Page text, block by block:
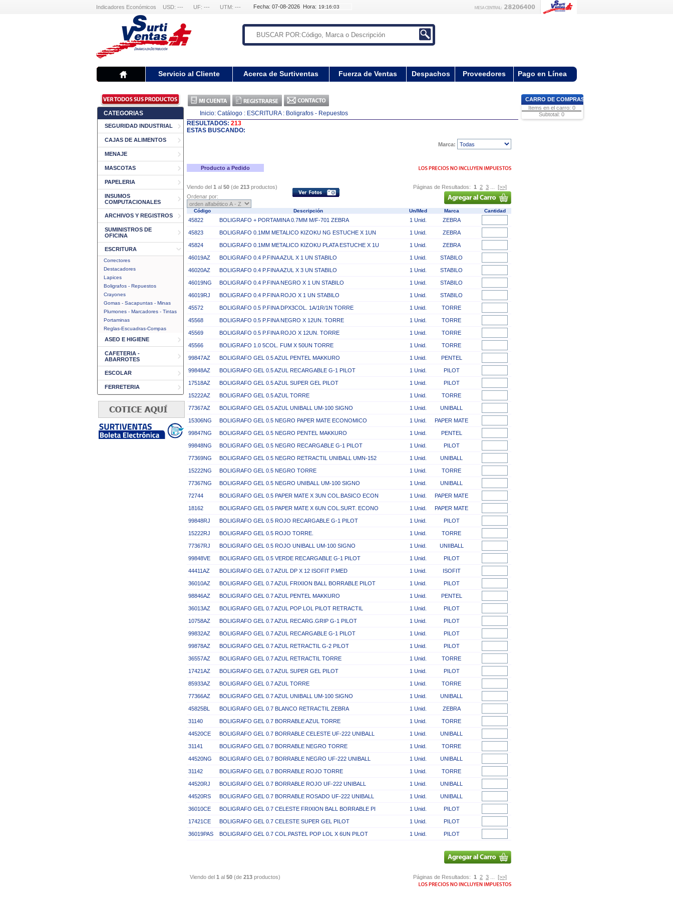
Indicadores Económicos USD: --- UF: --- UTM: --- Fecha: 07-08-2026 Hora:
Servicio al Cliente Acerca de Surtiventas Fuerza de Ventas Despachos Proveedores Pago en Línea
CATEGORIAS
SEGURIDAD INDUSTRIAL
CAJAS DE ALIMENTOS
MENAJE
MASCOTAS
PAPELERIA
INSUMOS
COMPUTACIONALES
ARCHIVOS Y REGISTROS
SUMINISTROS DE
OFICINA
ESCRITURA
Correctores
Destacadores
Lapices
Boligrafos - Repuestos
Crayones
Gomas - Sacapuntas - Minas
Plumones - Marcadores - Tintas
Portaminas
Reglas-Escuadras-Compas
ASEO E HIGIENE
CAFETERIA -
ABARROTES
ESCOLAR
FERRETERIA
Inicio: Catálogo : ESCRITURA : Boligrafos - Repuestos
RESULTADOS: 213
ESTAS BUSCANDO:
Marca:
Producto a Pedido
Viendo del 1 al 50 (de 213 productos) Páginas de Resultados: 1 2 3
[>>]
Ordenar por:
Código Descripción Un/Med Marca Cantidad
45822 BOLIGRAFO + PORTAMINA 0.7MM M/F-701 ZEBRA 1 Unid. ZEBRA
45823 BOLIGRAFO 0.1MM METALICO KIZOKU NG ESTUCHE X 1UN 1 Unid. ZEBRA
45824 BOLIGRAFO 0.1MM METALICO KIZOKU PLATA ESTUCHE X 1U 1 Unid. ZEBRA
46019AZ BOLIGRAFO 0.4 P.FINA AZUL X 1 UN STABILO 1 Unid. STABILO
46020AZ BOLIGRAFO 0.4 P.FINA AZUL X 3 UN STABILO 1 Unid. STABILO
46019NG BOLIGRAFO 0.4 P.FINA NEGRO X 1 UN STABILO 1 Unid. STABILO
46019RJ BOLIGRAFO 0.4 P.FINA ROJO X 1 UN STABILO 1 Unid. STABILO
45572 BOLIGRAFO 0.5 P.FINA DPX3COL. 1A/1R/1N TORRE 1 Unid. TORRE
45568 BOLIGRAFO 0.5 P.FINA NEGRO X 12UN. TORRE 1 Unid. TORRE
45569 BOLIGRAFO 0.5 P.FINA ROJO X 12UN. TORRE 1 Unid. TORRE
45566 BOLIGRAFO 1.0 5COL. FUM X 50UN TORRE 1 Unid. TORRE
99847AZ BOLIGRAFO GEL 0.5 AZUL PENTEL MAKKURO 1 Unid. PENTEL
99848AZ BOLIGRAFO GEL 0.5 AZUL RECARGABLE G-1 PILOT 1 Unid. PILOT
17518AZ BOLIGRAFO GEL 0.5 AZUL SUPER GEL PILOT 1 Unid. PILOT
15222AZ BOLIGRAFO GEL 0.5 AZUL TORRE 1 Unid. TORRE
77367AZ BOLIGRAFO GEL 0.5 AZUL UNIBALL UM-100 SIGNO 1 Unid. UNIBALL
15306NG BOLIGRAFO GEL 0.5 NEGRO PAPER MATE ECONOMICO 1 Unid. PAPER MATE
99847NG BOLIGRAFO GEL 0.5 NEGRO PENTEL MAKKURO 1 Unid. PENTEL
99848NG BOLIGRAFO GEL 0.5 NEGRO RECARGABLE G-1 PILOT 1 Unid. PILOT
77369NG BOLIGRAFO GEL 0.5 NEGRO RETRACTIL UNIBALL UMN-152 1 Unid. UNIBALL
15222NG BOLIGRAFO GEL 0.5 NEGRO TORRE 1 Unid. TORRE
77367NG BOLIGRAFO GEL 0.5 NEGRO UNIBALL UM-100 SIGNO 1 Unid. UNIBALL
72744 BOLIGRAFO GEL 0.5 PAPER MATE X 3UN COL.BASICO ECON 1 Unid. PAPER MATE
18162 BOLIGRAFO GEL 0.5 PAPER MATE X 6UN COL.SURT. ECONO 1 Unid. PAPER MATE
99848RJ BOLIGRAFO GEL 0.5 ROJO RECARGABLE G-1 PILOT 1 Unid. PILOT
15222RJ BOLIGRAFO GEL 0.5 ROJO TORRE. 1 Unid. TORRE
77367RJ BOLIGRAFO GEL 0.5 ROJO UNIBALL UM-100 SIGNO 1 Unid. UNIIBALL
99848VE BOLIGRAFO GEL 0.5 VERDE RECARGABLE G-1 PILOT 1 Unid. PILOT
44411AZ BOLIGRAFO GEL 0.7 AZUL DP X 12 ISOFIT P.MED 1 Unid. ISOFIT
36010AZ BOLIGRAFO GEL 0.7 AZUL FRIXION BALL BORRABLE PILOT 1 Unid. PILOT
98846AZ BOLIGRAFO GEL 0.7 AZUL PENTEL MAKKURO 1 Unid. PENTEL
36013AZ BOLIGRAFO GEL 0.7 AZUL POP LOL PILOT RETRACTIL 1 Unid. PILOT
10758AZ BOLIGRAFO GEL 0.7 AZUL RECARG.GRIP G-1 PILOT 1 Unid. PILOT
99832AZ BOLIGRAFO GEL 0.7 AZUL RECARGABLE G-1 PILOT 1 Unid. PILOT
99878AZ BOLIGRAFO GEL 0.7 AZUL RETRACTIL G-2 PILOT 1 Unid. PILOT
36557AZ BOLIGRAFO GEL 0.7 AZUL RETRACTIL TORRE 1 Unid. TORRE
17421AZ BOLIGRAFO GEL 0.7 AZUL SUPER GEL PILOT 1 Unid. PILOT
85933AZ BOLIGRAFO GEL 0.7 AZUL TORRE 1 Unid. TORRE
77366AZ BOLIGRAFO GEL 0.7 AZUL UNIBALL UM-100 SIGNO 1 Unid. UNIBALL
45825BL BOLIGRAFO GEL 0.7 BLANCO RETRACTIL ZEBRA 1 Unid. ZEBRA
31140 BOLIGRAFO GEL 0.7 BORRABLE AZUL TORRE 1 Unid. TORRE
44520CE BOLIGRAFO GEL 0.7 BORRABLE CELESTE UF-222 UNIBALL 1 Unid. UNIBALL
31141 BOLIGRAFO GEL 0.7 BORRABLE NEGRO TORRE 1 Unid. TORRE
44520NG BOLIGRAFO GEL 0.7 BORRABLE NEGRO UF-222 UNIBALL 1 Unid. UNIBALL
31142 BOLIGRAFO GEL 0.7 BORRABLE ROJO TORRE 1 Unid. TORRE
44520RJ BOLIGRAFO GEL 0.7 BORRABLE ROJO UF-222 UNIBALL 1 Unid. UNIBALL
44520RS BOLIGRAFO GEL 0.7 BORRABLE ROSADO UF-222 UNIBALL 1 Unid. UNIBALL
36010CE BOLIGRAFO GEL 0.7 CELESTE FRIXION BALL BORRABLE PI 1 Unid. PILOT
17421CE BOLIGRAFO GEL 0.7 CELESTE SUPER GEL PILOT 1 Unid. PILOT
36019PAS BOLIGRAFO GEL 0.7 COL.PASTEL POP LOL X 6UN PILOT 1 Unid. PILOT
Viendo del 1 al 50 (de 213 productos) Páginas de Resultados: 1 2 3 [>>]
CARRO DE COMPRAS
Items en el carro: 0
Subtotal: 0